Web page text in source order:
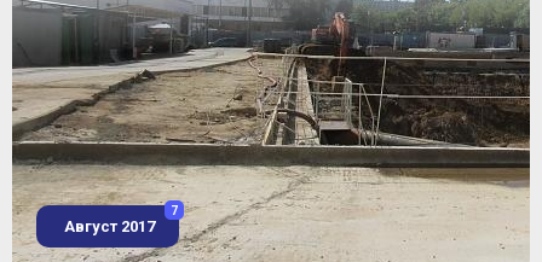
Август 2017
7